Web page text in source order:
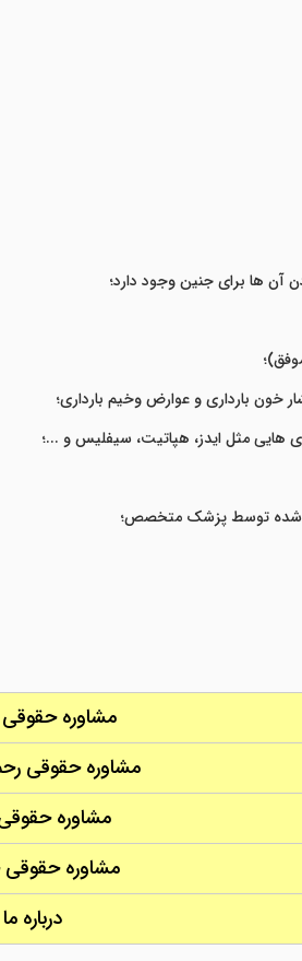
آن ها برای جنین وجود دارد؛
خون بارداری و عوارض وخیم بارداری؛
هایی مثل ایدز، هپاتیت، سیفلیس و ...؛
شده توسط پزشک متخصص؛
مشاوره حقوقی
مشاوره حقوقی
مشاوره
مشاوره حقوقی
درباره ما